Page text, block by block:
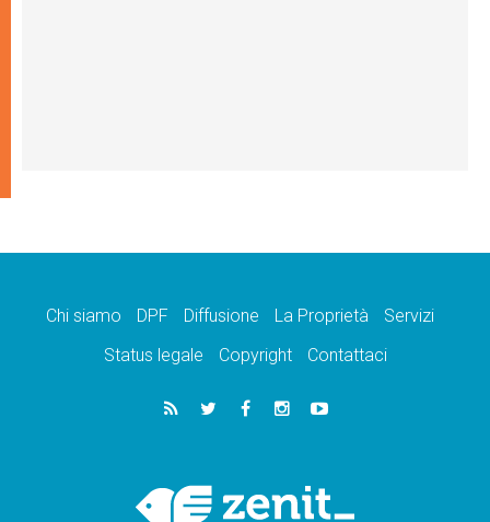
Chi siamo DPF Diffusione La Proprietà
Servizi
Status legale
Copyright Contattaci